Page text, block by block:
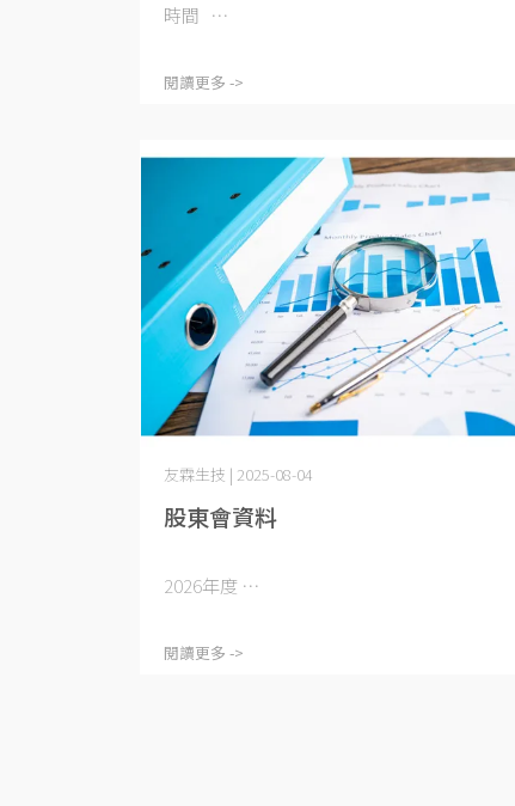
時間 ⋯
閱讀更多 ->
股東會資料
友霖生技 | 2025-08-04
2026年度 ⋯
閱讀更多 ->